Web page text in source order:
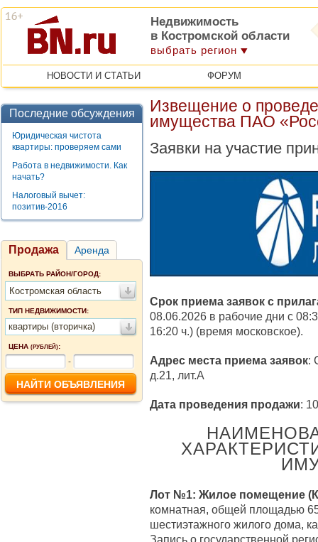
Недвижимость
в Костромской области
выбрать регион
НОВОСТИ И СТАТЬИ ФОРУМ
Последние обсуждения
Юридическая чистота
квартиры: проверяем сами
Работа в недвижимости. Как
начать?
Налоговый вычет:
позитив-2016
Продажа Аренда
ВЫБРАТЬ РАЙОН/ГОРОД:
Костромская область
ТИП НЕДВИЖИМОСТИ:
квартиры (вторичка)
ЦЕНА (РУБЛЕЙ):
-
Извещение о
имущества ПАО
Заявки на участие
Срок приема заявок с
08.06.2026 в рабочие дни с
16:20 ч.) (время московское).
Адрес места приема заявок:
д.21, лит.А
Дата проведения продажи:
Лот №1: Жилое помещение
комнатная, общей площадью
шестиэтажного жилого дома,
Запись о государственной